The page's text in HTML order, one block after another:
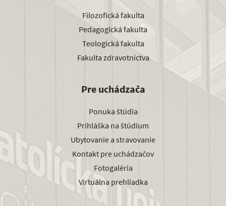
Filozofická fakulta
Pedagogická fakulta
Teologická fakulta
Fakulta zdravotníctva
Pre uchádzača
Ponuka štúdia
Prihláška na štúdium
Ubytovanie a stravovanie
Kontakt pre uchádzačov
Fotogaléria
Virtuálna prehliadka